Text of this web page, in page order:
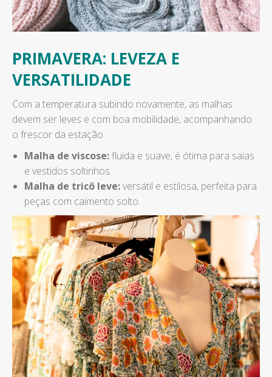
PRIMAVERA: LEVEZA E
VERSATILIDADE
Com a temperatura subindo novamente, as malhas
devem ser leves e com boa mobilidade, acompanhando
o frescor da estação.
Malha de viscose:fluida e suave, é ótima para saias
e vestidos soltinhos.
Malha de tricô leve:versátil e estilosa, perfeita para
peças com caimento solto.